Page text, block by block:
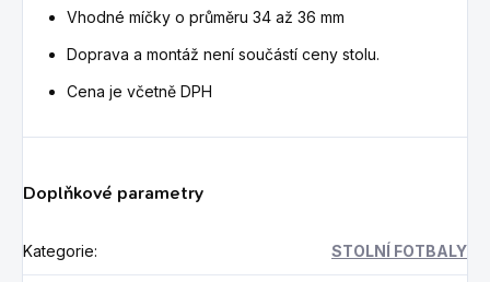
Vhodné míčky o průměru 34 až 36 mm
Doprava a montáž není součástí ceny stolu.
Cena je včetně DPH
Doplňkové parametry
Kategorie: STOLNÍ FOTBALY